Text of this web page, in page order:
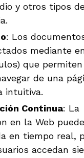
y otros tipos
: Los
mediante
que
de una
intuitiva.
Continua: La
en la Web
en tiempo real,
accedan